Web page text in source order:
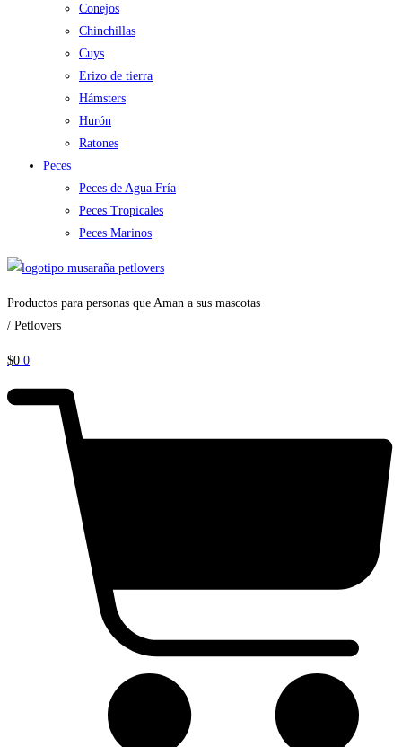
Conejos
Chinchillas
Cuys
Erizo de tierra
Hámsters
Hurón
Ratones
Peces
Peces de Agua Fría
Peces Tropicales
Peces Marinos
Productos para personas que Aman a sus mascotas
/ Petlovers
$0 0